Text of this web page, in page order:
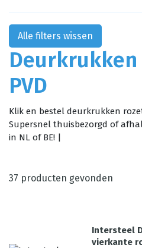
PVD
Klik en bestel deurkrukken
Supersnel thuisbezorgd of
in NL of BE! |
37 producten gevonden
Intersteel
vierkante
Alle filters wissen